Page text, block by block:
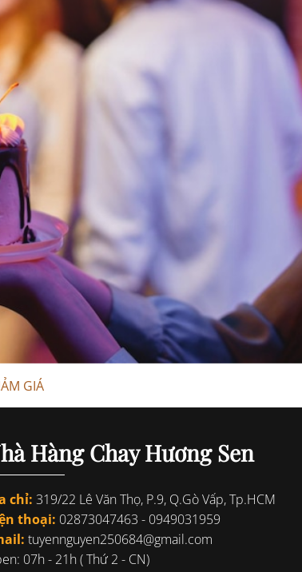
GIÁ
Hàng Chay Hương Sen
chỉ: 319/22 Lê Văn Thọ, P.9, Q.Gò Vấp, Tp.HCM
thoại: 02873047463 - 0949031959
tuyennguyen250684@gmail.com
07h - 21h ( Thứ 2 - CN)